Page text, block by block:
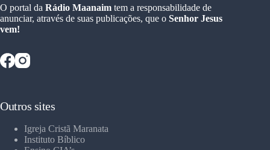
O portal da Rádio Maanaim tem a responsabilidade de
anunciar, através de suas publicações, que o Senhor Jesus
vem!
Outros sites
Igreja Cristã Maranata
Instituto Bíblico